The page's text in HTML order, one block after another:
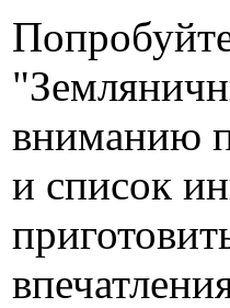
вниманию
и список